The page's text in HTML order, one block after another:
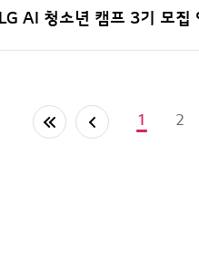
LG AI 청소년 캠프 3기 모
1 2